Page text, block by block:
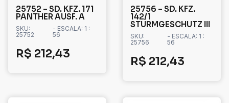
25752 – SD. KFZ. 171
PANTHER AUSF. A
SKU:
25752
- ESCALA: 1 :
56
R$ 212,43
25756 – SD. KFZ.
142/1
STURMGESCHUTZ III
SKU:
25756
- ESCALA: 1 :
56
R$ 212,43